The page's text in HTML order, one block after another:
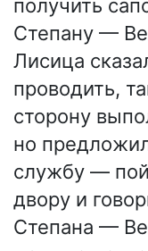
получить
Степану —
Лисица
проводить,
сторону
но
службу —
двору и
Степана —